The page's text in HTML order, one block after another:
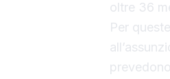
oltre 36
Per